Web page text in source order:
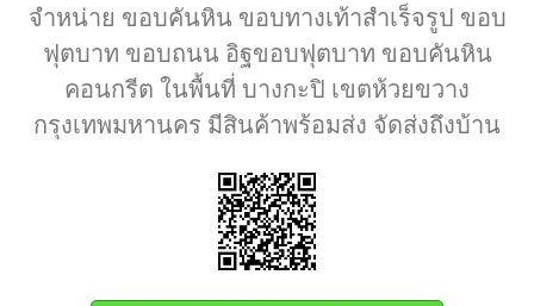
จำหน่าย ขอบคันหิน ขอบทางเท้าสำเร็จรูป ขอบ
ฟุตบาท ขอบถนน อิฐขอบฟุตบาท ขอบคันหิน
คอนกรีต ในพื้นที่ บางกะปิ เขตห้วยขวาง
กรุงเทพมหานคร มีสินค้าพร้อมส่ง จัดส่งถึงบ้าน